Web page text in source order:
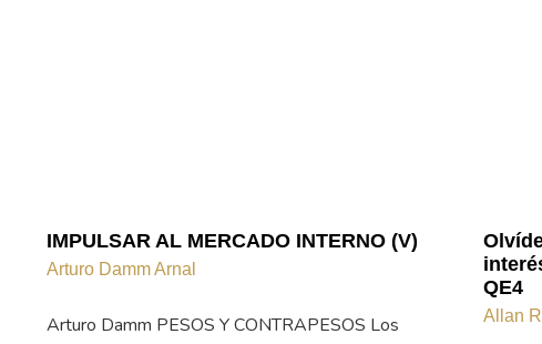
IMPULSAR AL MERCADO INTERNO (V)
Arturo Damm Arnal
Arturo Damm PESOS Y CONTRAPESOS Los
QE4
Allan